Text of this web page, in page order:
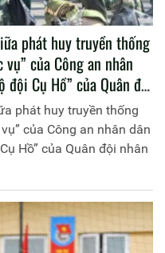
phát huy truyền thống
của Công an nhân
Cụ Hồ” của Quân đội
phát huy truyền thống
của Công an nhân dân
Hồ” của Quân đội nhân